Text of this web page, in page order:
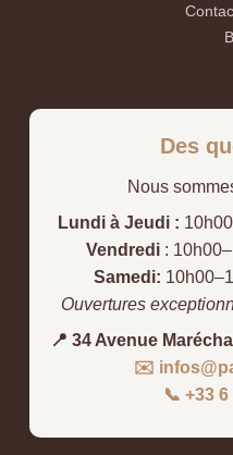
Des
Nous
Lundi à Jeudi :
Vendredi :
Samedi:
Ouvertures
📍 34 Avenue
✉️
📞 +33